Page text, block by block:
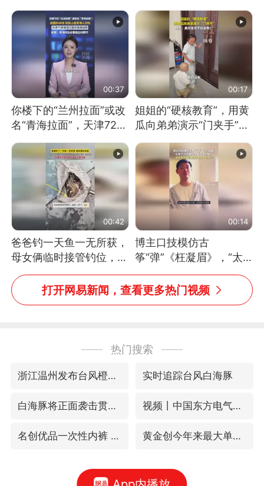
奏感拉满 网友：怎么做
到又舞又武的？
可以不要把我遣返回国”
00:37
你楼下的“兰州拉面”或改
名“青海拉面”，天津72家
面馆已集体更换招牌
00:17
姐姐的“硬核教育”，用黄
瓜向弟弟演示“门夹手”，
网友：果然言传不如身
教！
00:42
爸爸钓一天鱼一无所获，
母女俩临时接管钓位，用
玩具鱼竿钓上大鱼
00:14
博主口技模仿古
筝“弹”《枉凝眉》，“太
像了～你是吃古筝长大的
吗？”“或将成为首位考级
不带古筝的选手。”（来
打开网易新闻，查看更多热门视频
热门搜索
浙江温州发布台风橙色预警信号 实时追踪台风白海豚
白海豚将正面袭击贯穿浙江 视频丨中国东方电气集团原党组副书记、董事宋致远被查
名创优品一次性内裤 颜面尽失 黄金创今年来最大单周涨幅